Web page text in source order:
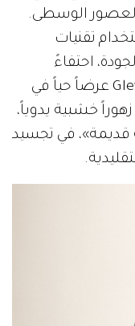
الوسطى.
تقنيات
احتفاءً
بالحِرَف اليدوية والتراث. كما قدّم Glew عرضاً حياً في
خشبية يدوياً،
في تجسيد